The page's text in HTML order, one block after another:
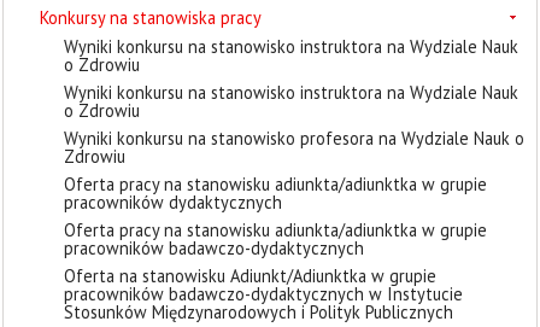
Konkursy na stanowiska pracy
Wyniki konkursu na stanowisko instruktora na Wydziale Nauk
o Zdrowiu
Wyniki konkursu na stanowisko instruktora na Wydziale Nauk
o Zdrowiu
Wyniki konkursu na stanowisko profesora na Wydziale Nauk o
Zdrowiu
Oferta pracy na stanowisku adiunkta/adiunktka w grupie
pracowników dydaktycznych
Oferta pracy na stanowisku adiunkta/adiunktka w grupie
pracowników badawczo-dydaktycznych
Oferta na stanowisku Adiunkt/Adiunktka w grupie
pracowników badawczo-dydaktycznych w Instytucie
Stosunków Międzynarodowych i Polityk Publicznych